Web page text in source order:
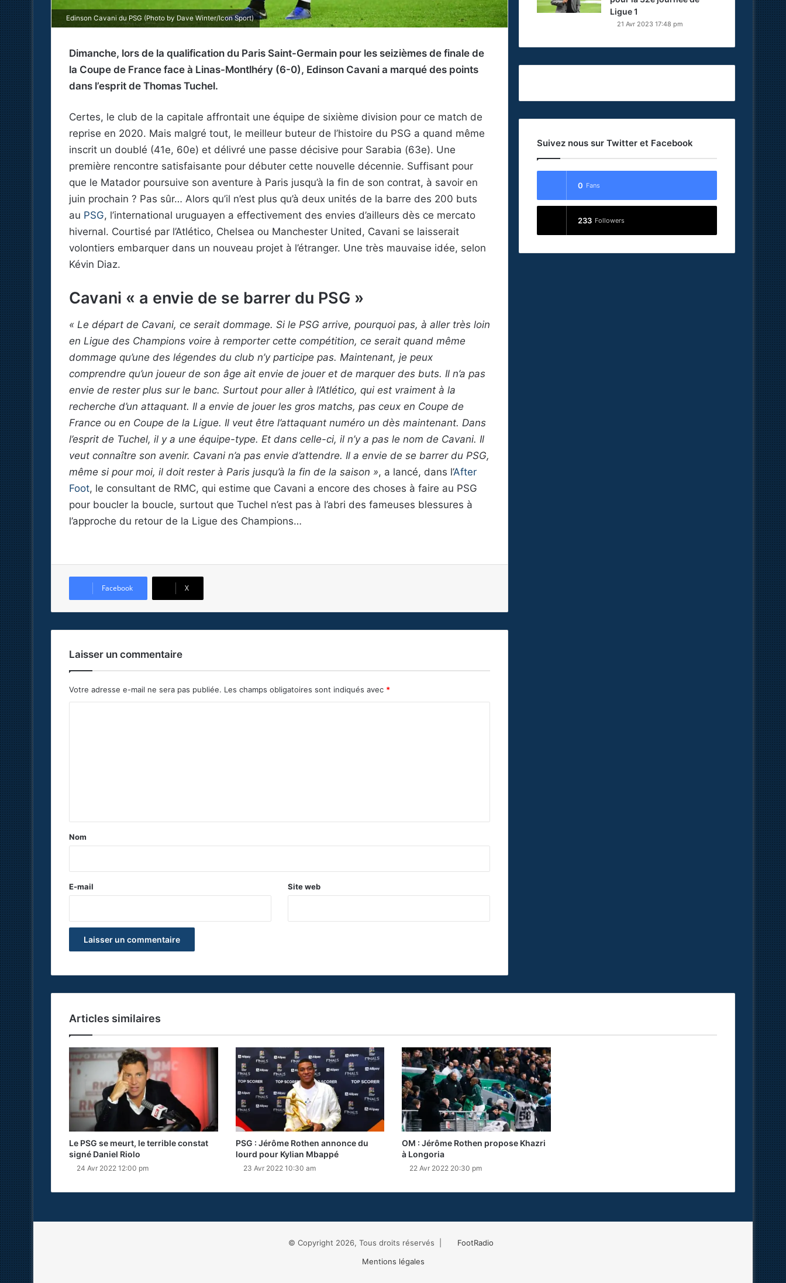
Edinson Cavani du PSG (Photo by Dave Winter/Icon Sport)
Dimanche, lors de la qualification du Paris Saint-Germain pour les seizièmes de finale de
la Coupe de France face à Linas-Montlhéry (6-0), Edinson Cavani a marqué des points
dans l’esprit de Thomas Tuchel.
Certes, le club de la capitale affrontait une équipe de sixième division pour ce match de
reprise en 2020. Mais malgré tout, le meilleur buteur de l’histoire du PSG a quand même
inscrit un doublé (41e, 60e) et délivré une passe décisive pour Sarabia (63e). Une
première rencontre satisfaisante pour débuter cette nouvelle décennie. Suffisant pour
que le Matador poursuive son aventure à Paris jusqu’à la fin de son contrat, à savoir en
juin prochain ? Pas sûr… Alors qu’il n’est plus qu’à deux unités de la barre des 200 buts
au PSG, l’international uruguayen a effectivement des envies d’ailleurs dès ce mercato
hivernal. Courtisé par l’Atlético, Chelsea ou Manchester United, Cavani se laisserait
volontiers embarquer dans un nouveau projet à l’étranger. Une très mauvaise idée, selon
Kévin Diaz.
Cavani « a envie de se barrer du PSG »
« Le départ de Cavani, ce serait dommage. Si le PSG arrive, pourquoi pas, à aller très loin
en Ligue des Champions voire à remporter cette compétition, ce serait quand même
dommage qu’une des légendes du club n’y participe pas. Maintenant, je peux
comprendre qu’un joueur de son âge ait envie de jouer et de marquer des buts. Il n’a pas
envie de rester plus sur le banc. Surtout pour aller à l’Atlético, qui est vraiment à la
recherche d’un attaquant. Il a envie de jouer les gros matchs, pas ceux en Coupe de
France ou en Coupe de la Ligue. Il veut être l’attaquant numéro un dès maintenant. Dans
l’esprit de Tuchel, il y a une équipe-type. Et dans celle-ci, il n’y a pas le nom de Cavani. Il
veut connaître son avenir. Cavani n’a pas envie d’attendre. Il a envie de se barrer du PSG,
même si pour moi, il doit rester à Paris jusqu’à la fin de la saison », a lancé, dans l’After
Foot, le consultant de RMC, qui estime que Cavani a encore des choses à faire au PSG
pour boucler la boucle, surtout que Tuchel n’est pas à l’abri des fameuses blessures à
l’approche du retour de la Ligue des Champions…
Facebook X
Laisser un commentaire
Votre adresse e-mail ne sera pas publiée. Les champs obligatoires sont indiqués avec *
a
e
Nom
E-mail Site web
Ligue 1
21 Avr 2023 17:48 pm
Suivez nous sur Twitter et Facebook
0 Fans
233 Followers
Articles similaires
Le PSG se meurt, le terrible constat
signé Daniel Riolo
24 Avr 2022 12:00 pm
PSG : Jérôme Rothen annonce du
lourd pour Kylian Mbappé
23 Avr 2022 10:30 am
OM : Jérôme Rothen propose Khazri
à Longoria
22 Avr 2022 20:30 pm
© Copyright 2026, Tous droits réservés |
FootRadio
Mentions légales